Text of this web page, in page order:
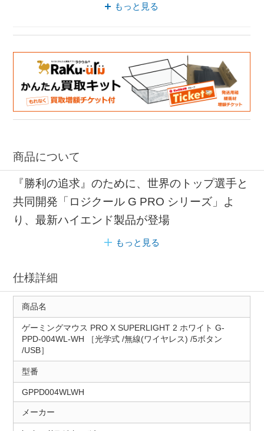
もっと見る
商品について
『勝利の追求』のために、世界のトップ選手と
共同開発「ロジクール G PRO シリーズ」よ
り、最新ハイエンド製品が登場
もっと見る
仕様詳細
商品名
ゲーミングマウス PRO X SUPERLIGHT 2 ホワイト G-
PPD-004WL-WH ［光学式 /無線(ワイヤレス) /5ボタン
/USB］
型番
GPPD004WLWH
メーカー